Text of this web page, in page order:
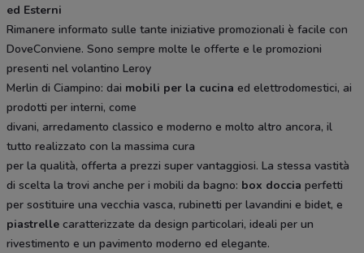
ed Esterni
Rimanere informato sulle tante iniziative promozionali è facile con
DoveConviene. Sono sempre molte le offerte e le promozioni
presenti nel volantino Leroy
Merlin di Ciampino: dai mobili per la cucina ed elettrodomestici, ai
prodotti per interni, come
divani, arredamento classico e moderno e molto altro ancora, il
tutto realizzato con la massima cura
per la qualità, offerta a prezzi super vantaggiosi. La stessa vastità
di scelta la trovi anche per i mobili da bagno: box doccia perfetti
per sostituire una vecchia vasca, rubinetti per lavandini e bidet, e
piastrelle caratterizzate da design particolari, ideali per un
rivestimento e un pavimento moderno ed elegante.